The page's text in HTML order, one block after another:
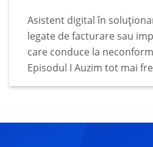
Asistent digital în
legate de facturare sau
care conduce la
Episodul I Auzim tot mai
de afaceri faptul că tot